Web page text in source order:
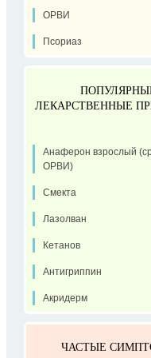
ОРВИ
Псориаз
ЛЕКАРСТВЕННЫЕ
Анаферон взрослый
ОРВИ)
Смекта
Лазолван
Кетанов
Антигриппин
Акридерм
ЧАСТЫЕ